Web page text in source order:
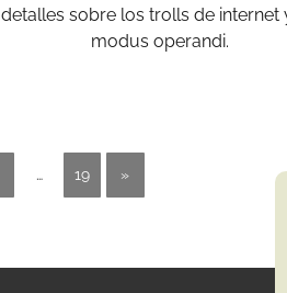
detalles sobre los trolls de internet
modus operandi.
… 19 »